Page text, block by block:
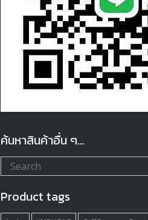
ค้นหาสินค้าอื่น ๆ…
Product tags